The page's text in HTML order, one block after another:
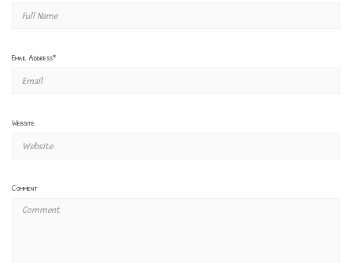
Email Address*
Website
Comment